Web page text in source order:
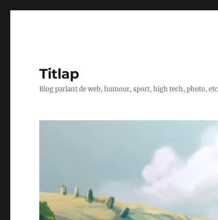
Titlap
Blog parlant de web, humour, sport, high tech, photo, etc